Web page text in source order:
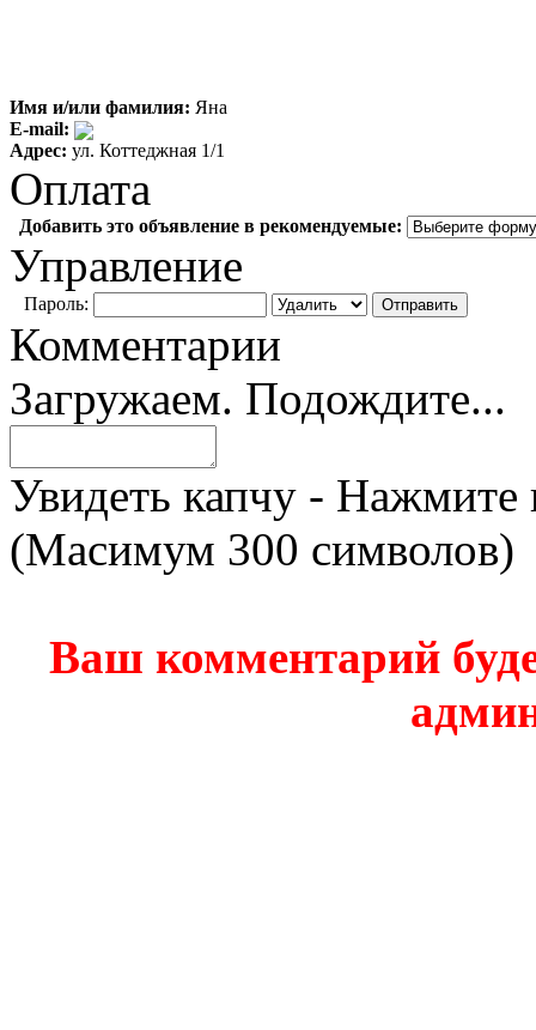
Имя и/или фамилия: Яна
E-mail:
Адрес: ул. Коттеджная 1/1
Оплата
Добавить это объявление в рекомендуемые:
Управление
Пароль:
Комментарии
Загружаем. Подождите...
Увидеть капчу - Нажмите
(Масимум 300 символов)
Ваш комментарий